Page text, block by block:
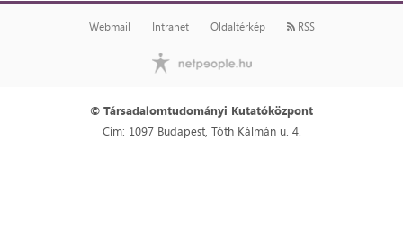
Webmail Intranet Oldaltérkép RSS
© Társadalomtudományi Kutatóközpont
Cím: 1097 Budapest, Tóth Kálmán u. 4.